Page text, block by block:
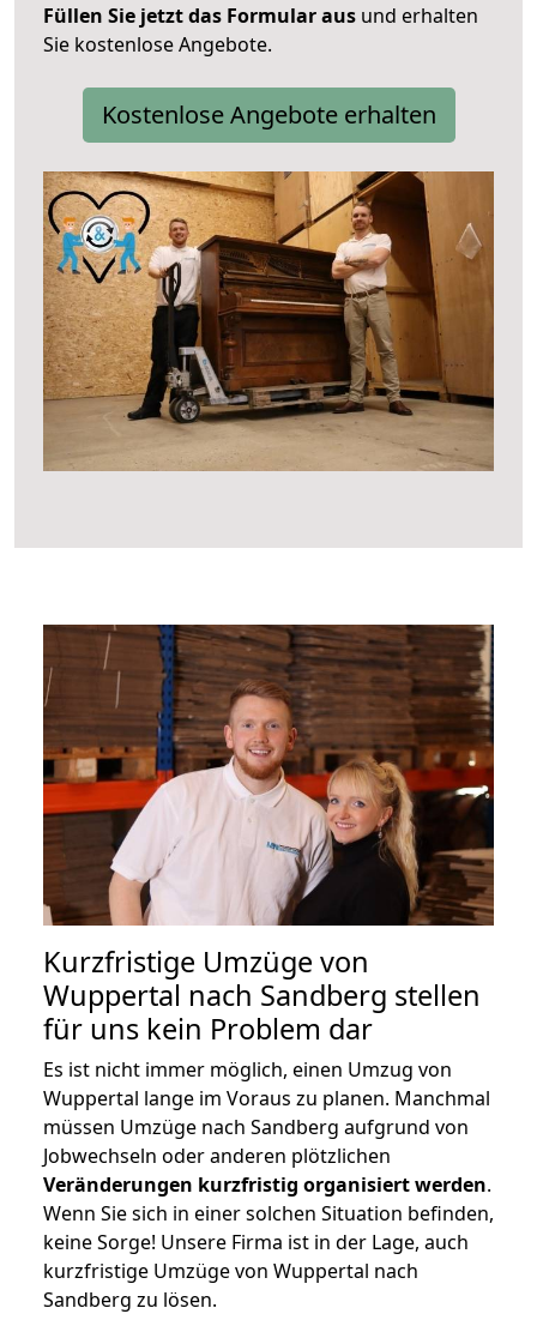
Füllen Sie jetzt das Formular aus und erhalten
Sie kostenlose Angebote.
Kostenlose Angebote erhalten
Kurzfristige Umzüge von
Wuppertal nach Sandberg stellen
für uns kein Problem dar
Es ist nicht immer möglich, einen Umzug von
Wuppertal lange im Voraus zu planen. Manchmal
müssen Umzüge nach Sandberg aufgrund von
Jobwechseln oder anderen plötzlichen
Veränderungen kurzfristig organisiert werden.
Wenn Sie sich in einer solchen Situation befinden,
keine Sorge! Unsere Firma ist in der Lage, auch
kurzfristige Umzüge von Wuppertal nach
Sandberg zu lösen.